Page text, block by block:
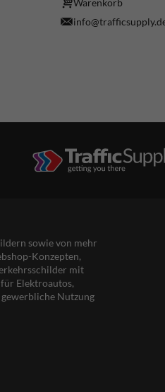
sowie von mehr
Konzepten,
mit
Elektroautos,
Nutzung